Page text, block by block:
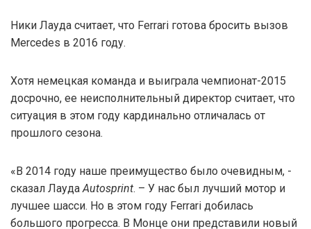
Ники Лауда считает, что Ferrari готова бросить вызов
Mercedes в 2016 году.
Хотя немецкая команда и выиграла чемпионат-2015
досрочно, ее неисполнительный директор считает, что
ситуация в этом году кардинально отличалась от
прошлого сезона.
«В 2014 году наше преимущество было очевидным, -
сказал ЛаудаAutosprint. – У нас был лучший мотор и
лучшее шасси. Но в этом году Ferrari добилась
большого прогресса. В Монце они представили новый